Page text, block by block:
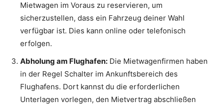
Mietwagen im Voraus zu reservieren, um
sicherzustellen, dass ein Fahrzeug deiner Wahl
verfügbar ist. Dies kann online oder telefonisch
erfolgen.
Abholung am Flughafen: Die Mietwagenfirmen haben
in der Regel Schalter im Ankunftsbereich des
Flughafens. Dort kannst du die erforderlichen
Unterlagen vorlegen, den Mietvertrag abschließen